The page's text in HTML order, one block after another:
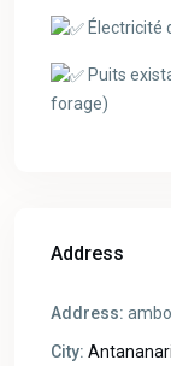
Électricité
Puits
forage)
Address
Address:
City: